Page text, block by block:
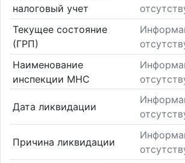
налоговый учет
Текущее состояние
(ГРП)
Наименование
инспекции МНС
Дата ликвидации
Причина ликвидации